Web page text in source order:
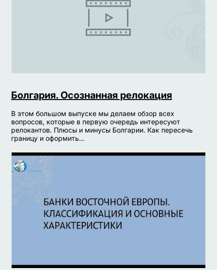
Болгария. Осознанная релокация
В этом большом выпуске мы делаем обзор всех
вопросов, которые в первую очередь интересуют
релокантов. Плюсы и минусы Болгарии. Как пересечь
границу и оформить...